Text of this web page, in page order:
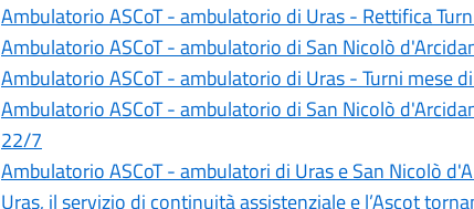
Ambulatorio ASCoT - ambulatorio di Uras - Rettifica
Ambulatorio ASCoT - ambulatorio di San Nicolò
Ambulatorio ASCoT - ambulatorio di Uras - Turni mese
Ambulatorio ASCoT - ambulatorio di San Nicolò
22/7
Ambulatorio ASCoT - ambulatori di Uras e San Nicolò
Uras, il servizio di continuità assistenziale e l’Ascot